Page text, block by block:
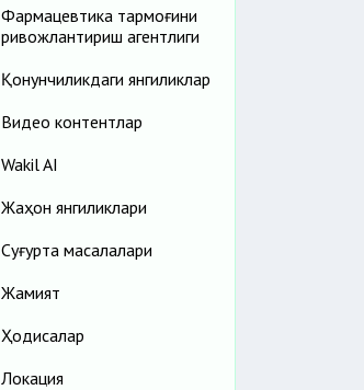
Фармацевтика тармоғини
ривожлантириш агентлиги
Қонунчиликдаги янгиликлар
Видео контентлар
Wakil AI
Жаҳон янгиликлари
Cуғурта масалалари
Жамият
Ҳодисалар
Локация